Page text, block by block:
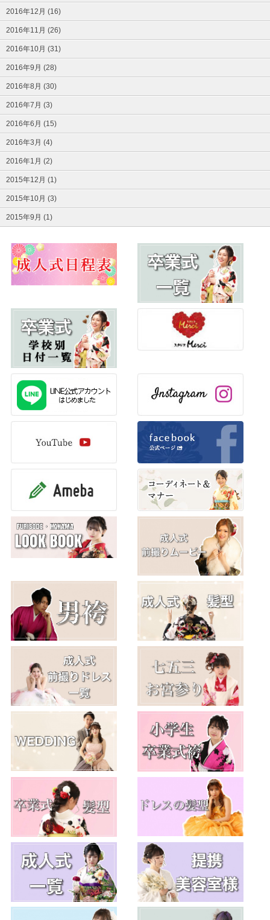
2016年12月 (16)
2016年11月 (26)
2016年10月 (31)
2016年9月 (28)
2016年8月 (30)
2016年7月 (3)
2016年6月 (15)
2016年3月 (4)
2016年1月 (2)
2015年12月 (1)
2015年10月 (3)
2015年9月 (1)